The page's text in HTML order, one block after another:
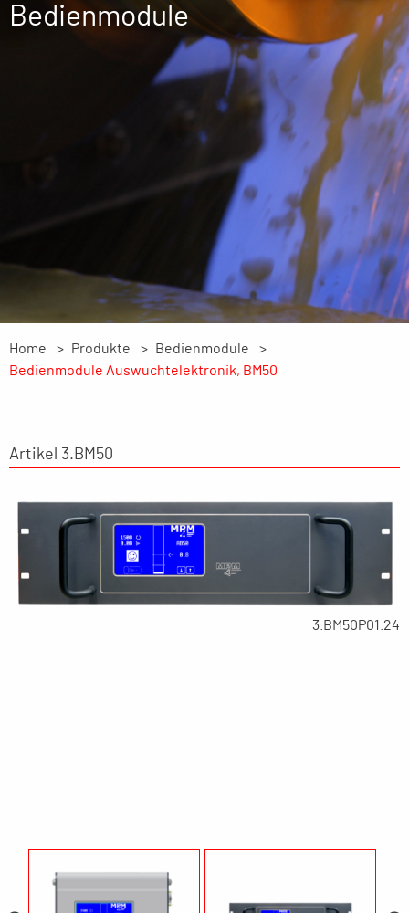
Bedienmodule
Home Produkte
Bedienmodule
Bedienmodule Auswuchtelektronik, BM50
Artikel 3.BM50
3.BM50P01.24